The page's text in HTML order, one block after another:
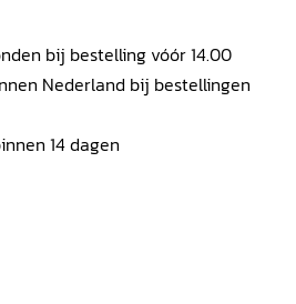
bij bestelling vóór 14.00
Nederland bij bestellingen
14 dagen